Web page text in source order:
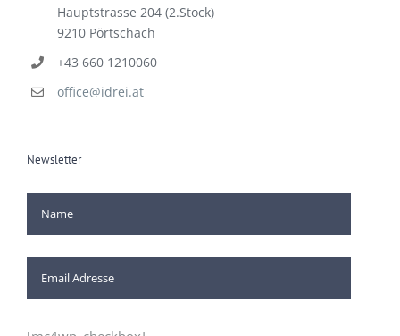
9210 Pörtschach
+43 660 1210060
office@idrei.at